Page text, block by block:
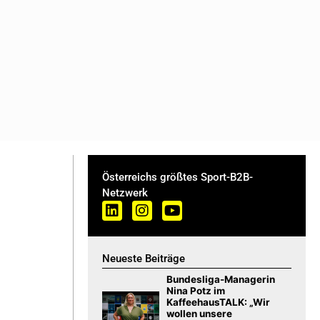
Österreichs größtes Sport-B2B-
Netzwerk
Neueste Beiträge
Bundesliga-Managerin
Nina Potz im
KaffeehausTALK: „Wir
wollen unsere